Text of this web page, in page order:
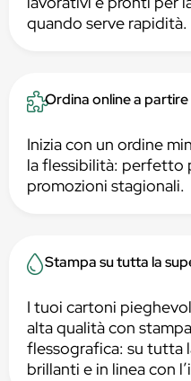
quando serve rapidità.
Ordina online a partire
Inizia con un ordine
la flessibilità: perfetto
promozioni stagionali.
Stampa su tutta la
I tuoi cartoni
alta qualità con
flessografica: su tutta
brillanti e in linea con